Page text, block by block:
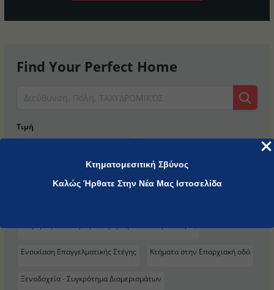
Κτηματομεσιτική Σβύνος
Καλώς Ήρθατε Στην Νέα Μας Ιστοσελίδα
Find Your Perfect Home
Τιμή
Κατηγορίες
Ενοικίαση Επαγγελματικής Στέγης Κτήματα στην Επαρχιακή οδό
Ξενοδοχεία - Συγκρότημα Διαμερισμάτων